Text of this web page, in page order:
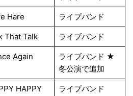
Hare ライブバンド
That Talk ライブバンド
Again
ライブバンド ★
冬公演で追加
HAPPY ライブバンド